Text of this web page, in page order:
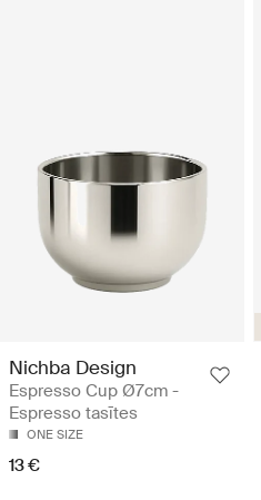
Nichba Design
Espresso Cup Ø7cm -
Espresso tasītes
ONE SIZE
13 €